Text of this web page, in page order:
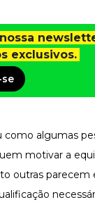
Pessoal
os processos
e
da organização
e
organizacional
de Produto
sua equipe
exclusivos.
como algumas
motivar a
outras